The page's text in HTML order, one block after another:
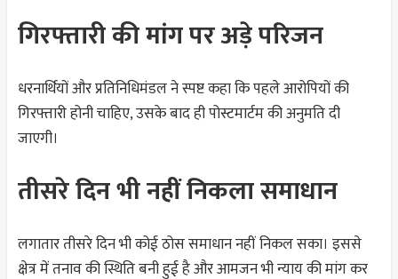
गिरफ्तारी की मांग पर अड़े परिजन
धरनार्थियों और प्रतिनिधिमंडल ने स्पष्ट कहा कि पहले आरोपियों की
गिरफ्तारी होनी चाहिए, उसके बाद ही पोस्टमार्टम की अनुमति दी
जाएगी।
तीसरे दिन भी नहीं निकला समाधान
लगातार तीसरे दिन भी कोई ठोस समाधान नहीं निकल सका। इससे
क्षेत्र में तनाव की स्थिति बनी हुई है और आमजन भी न्याय की मांग कर